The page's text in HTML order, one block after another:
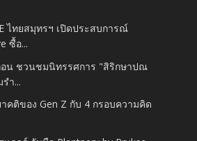
ไทยสมุทรฯ เปิดประสบการณ์
ซื้อ...
อน ชวนชมนิทรรศการ "สิริกษาปณ
ำ...
คติของ Gen Z กับ 4 กรอบความคิด